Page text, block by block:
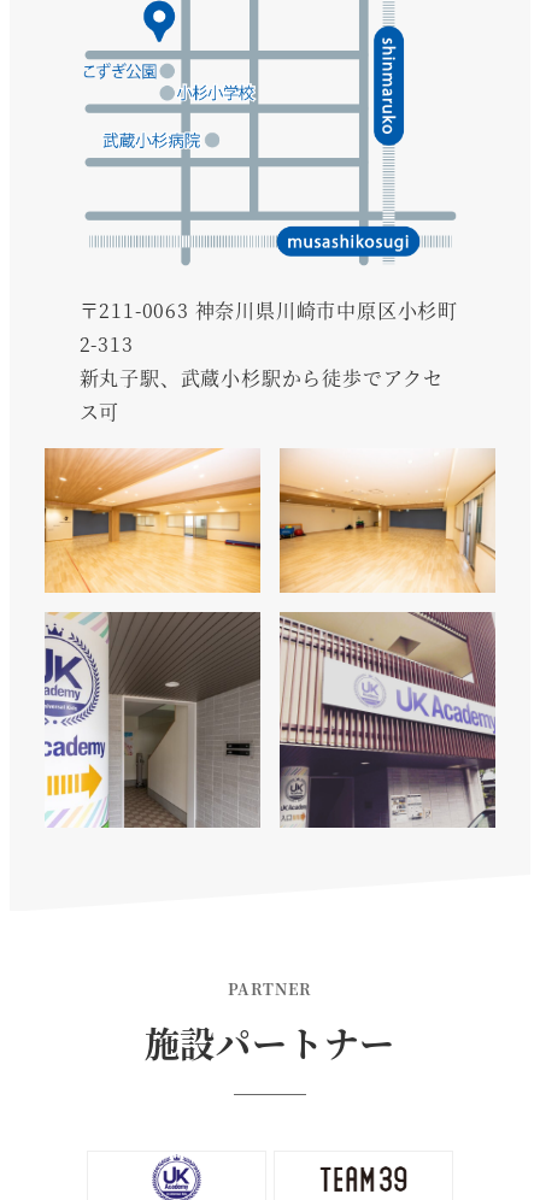
〒211-0063 神奈川県川崎市中原区小杉町
2-313
新丸子駅、武蔵小杉駅から徒歩でアクセ
ス可
PARTNER
施設パートナー